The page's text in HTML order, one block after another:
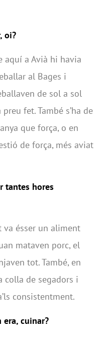
oi?
aquí a Avià hi havia
al Bages i
de sol a sol
fet. També s’ha de
que força, o en
de força, més aviat
tantes hores
va ésser un aliment
mataven porc, el
tot. També, en
colla de segadors i
consistentment.
cuinar?